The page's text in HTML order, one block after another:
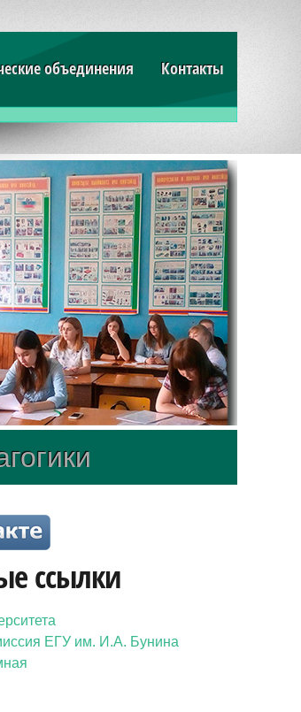
объединения Контакты
ссылки
ЕГУ им. И.А. Бунина